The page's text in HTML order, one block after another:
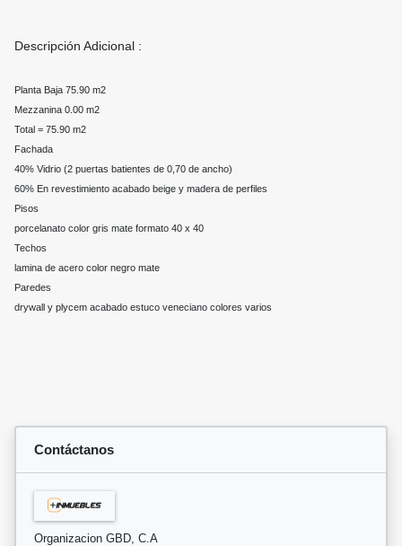
Descripción Adicional :
Planta Baja 75.90 m2
Mezzanina 0.00 m2
Total = 75.90 m2
Fachada
40% Vidrio (2 puertas batientes de 0,70 de ancho)
60% En revestimiento acabado beige y madera de perfiles
Pisos
porcelanato color gris mate formato 40 x 40
Techos
lamina de acero color negro mate
Paredes
drywall y plycem acabado estuco veneciano colores varios
Contáctanos
Organizacion GBD, C.A